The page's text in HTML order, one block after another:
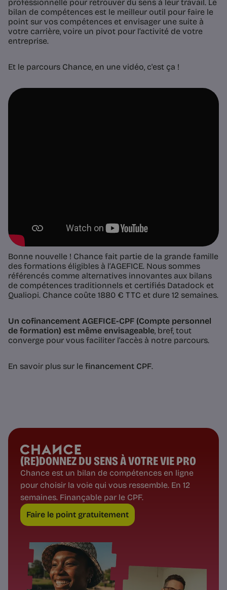
professionnelle pour retrouver du sens à leur travail. Le
bilan de compétences est le meilleur outil pour faire le
point sur vos compétences et envisager une suite à
votre carrière, voire un pivot pour l’activité de votre
entreprise.
Et le parcours Chance, en une vidéo, c'est ça !
Bonne nouvelle ! Chance fait partie de la grande famille
des formations éligibles à l’AGEFICE. Nous sommes
référencés comme alternatives innovantes aux bilans
de compétences traditionnels et certifiés Datadock et
Qualiopi. Chance coûte 1880 € TTC et dure 12 semaines.
Un cofinancement AGEFICE-CPF (Compte personnel
de formation) est même envisageable, bref, tout
converge pour vous faciliter l’accès à notre parcours.
En savoir plus sur le financement CPF.
(RE)DONNEZ DU SENS À VOTRE VIE PRO
Chance est un bilan de compétences en ligne
pour choisir la voie qui vous ressemble. En 12
semaines. Finançable par le CPF.
Faire le point gratuitement